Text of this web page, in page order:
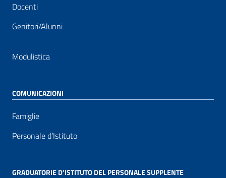
Docenti
Genitori/Alunni
Modulistica
COMUNICAZIONI
Famiglie
Personale d’Istituto
GRADUATORIE D’ISTITUTO DEL PERSONALE SUPPLENTE